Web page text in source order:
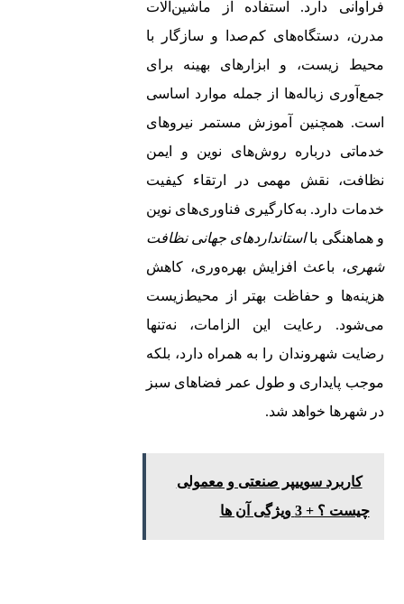
فراوانی دارد. استفاده از ماشین‌آلات
مدرن، دستگاه‌های کم‌صدا و سازگار با
محیط‌ زیست، و ابزارهای بهینه برای
جمع‌آوری زباله‌ها از جمله موارد اساسی
است. همچنین آموزش مستمر نیروهای
خدماتی درباره روش‌های نوین و ایمن
نظافت، نقش مهمی در ارتقاء کیفیت
خدمات دارد. به‌کارگیری فناوری‌های نوین
و هماهنگی بااستانداردهای جهانی نظافت
شهری، باعث افزایش بهره‌وری، کاهش
هزینه‌ها و حفاظت بهتر از محیط‌زیست
می‌شود. رعایت این الزامات، نه‌تنها
رضایت شهروندان را به همراه دارد، بلکه
موجب پایداری و طول عمر فضاهای سبز
در شهرها خواهد شد.
کاربرد سوییپر صنعتی و معمولی
چیست ؟ + 3 ویژگی آن ها